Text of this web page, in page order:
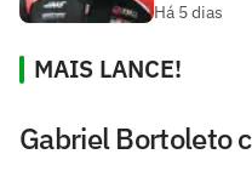
Há 5 dias
MAIS LANCE!
Gabriel Bortoleto